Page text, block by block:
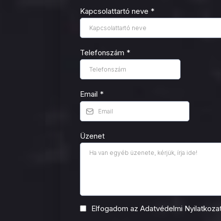
Kapcsolattartó neve *
Telefonszám *
Email *
Üzenet
Elfogadom az Adatvédelmi